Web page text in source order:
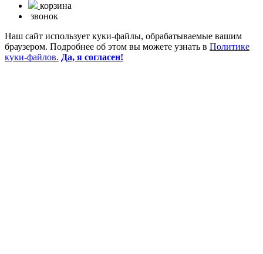
корзина
звонок
Наш сайт использует куки-файлы, обрабатываемые вашим
браузером. Подробнее об этом вы можете узнать в Политике
куки-файлов. Да, я согласен!